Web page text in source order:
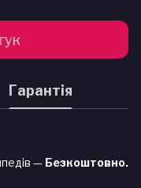
Гарантія
— Безкоштовно.